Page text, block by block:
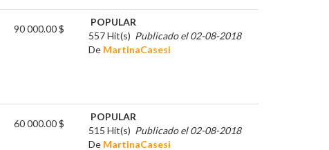
90 000.00 $
POPULAR
557 Hit(s) Publicado el 02-08-2018
De MartinaCasesi
60 000.00 $
POPULAR
515 Hit(s) Publicado el 02-08-2018
De MartinaCasesi